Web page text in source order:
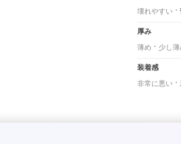
壊れやすい
厚み
薄め
少し薄
装着感
非常に悪い